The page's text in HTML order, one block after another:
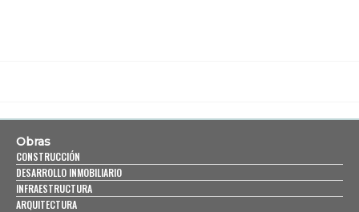
Obras
CONSTRUCCIÓN
DESARROLLO INMOBILIARIO
INFRAESTRUCTURA
ARQUITECTURA